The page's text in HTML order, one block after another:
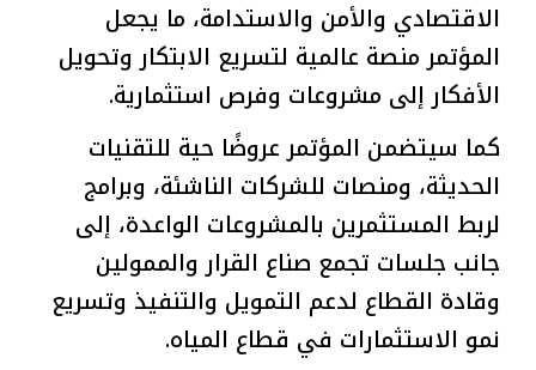
الاقتصادي والأمن والاستدامة، ما يجعل
المؤتمر منصة عالمية لتسريع الابتكار وتحويل
الأفكار إلى مشروعات وفرص استثمارية.
كما سيتضمن المؤتمر عروضًا حية للتقنيات
الحديثة، ومنصات للشركات الناشئة، وبرامج
لربط المستثمرين بالمشروعات الواعدة، إلى
جانب جلسات تجمع صناع القرار والممولين
وقادة القطاع لدعم التمويل والتنفيذ وتسريع
نمو الاستثمارات في قطاع المياه.